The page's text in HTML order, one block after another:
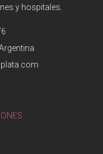
y hospitales.